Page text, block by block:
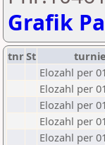
Grafik
tnrSt
Elozahl per
Elozahl per
Elozahl per
Elozahl per
Elozahl per